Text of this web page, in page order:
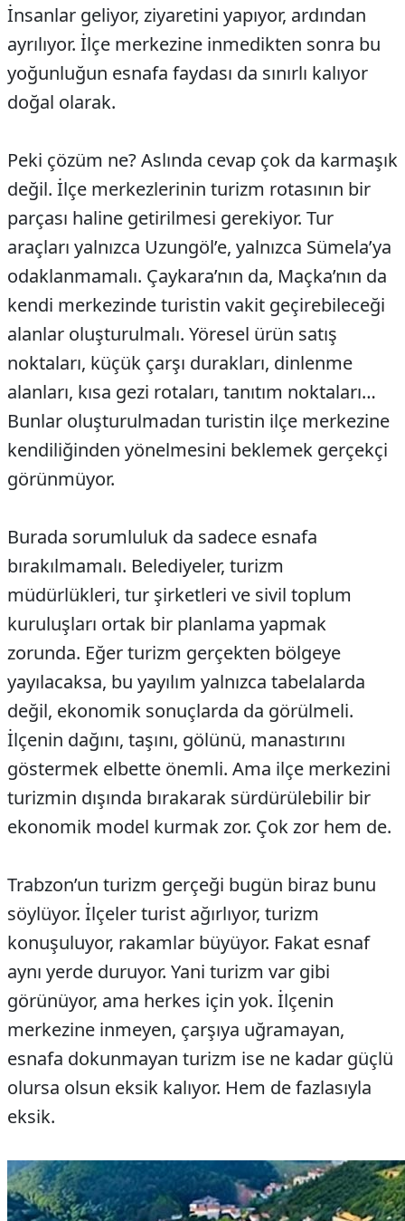
İnsanlar geliyor, ziyaretini yapıyor, ardından
ayrılıyor. İlçe merkezine inmedikten sonra bu
yoğunluğun esnafa faydası da sınırlı kalıyor
doğal olarak.
Peki çözüm ne? Aslında cevap çok da karmaşık
değil. İlçe merkezlerinin turizm rotasının bir
parçası haline getirilmesi gerekiyor. Tur
araçları yalnızca Uzungöl’e, yalnızca Sümela’ya
odaklanmamalı. Çaykara’nın da, Maçka’nın da
kendi merkezinde turistin vakit geçirebileceği
alanlar oluşturulmalı. Yöresel ürün satış
noktaları, küçük çarşı durakları, dinlenme
alanları, kısa gezi rotaları, tanıtım noktaları…
Bunlar oluşturulmadan turistin ilçe merkezine
kendiliğinden yönelmesini beklemek gerçekçi
görünmüyor.
Burada sorumluluk da sadece esnafa
bırakılmamalı. Belediyeler, turizm
müdürlükleri, tur şirketleri ve sivil toplum
kuruluşları ortak bir planlama yapmak
zorunda. Eğer turizm gerçekten bölgeye
yayılacaksa, bu yayılım yalnızca tabelalarda
değil, ekonomik sonuçlarda da görülmeli.
İlçenin dağını, taşını, gölünü, manastırını
göstermek elbette önemli. Ama ilçe merkezini
turizmin dışında bırakarak sürdürülebilir bir
ekonomik model kurmak zor. Çok zor hem de.
Trabzon’un turizm gerçeği bugün biraz bunu
söylüyor. İlçeler turist ağırlıyor, turizm
konuşuluyor, rakamlar büyüyor. Fakat esnaf
aynı yerde duruyor. Yani turizm var gibi
görünüyor, ama herkes için yok. İlçenin
merkezine inmeyen, çarşıya uğramayan,
esnafa dokunmayan turizm ise ne kadar güçlü
olursa olsun eksik kalıyor. Hem de fazlasıyla
eksik.